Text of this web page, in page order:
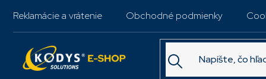
Reklamácie a vrátenie Obchodné podmienky